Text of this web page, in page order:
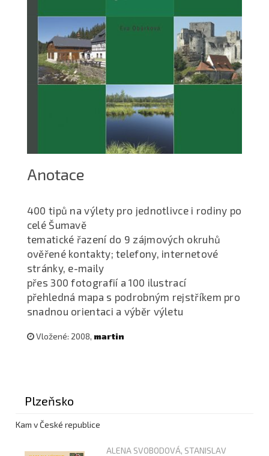
Anotace
400 tipů na výlety pro jednotlivce i rodiny po
celé Šumavě
tematické řazení do 9 zájmových okruhů
ověřené kontakty; telefony, internetové
stránky, e-maily
přes 300 fotografií a 100 ilustrací
přehledná mapa s podrobným rejstříkem pro
snadnou orientaci a výběr výletu
Vložené: 2008, martin
Plzeňsko
Kam v České republice
ALENA SVOBODOVÁ, STANISLAV